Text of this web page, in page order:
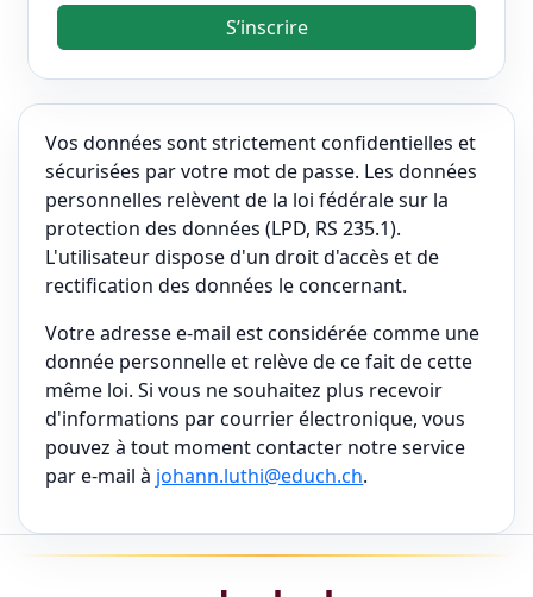
S’inscrire
Vos données sont strictement confidentielles et
sécurisées par votre mot de passe. Les données
personnelles relèvent de la loi fédérale sur la
protection des données (LPD, RS 235.1).
L'utilisateur dispose d'un droit d'accès et de
rectification des données le concernant.
Votre adresse e-mail est considérée comme une
donnée personnelle et relève de ce fait de cette
même loi. Si vous ne souhaitez plus recevoir
d'informations par courrier électronique, vous
pouvez à tout moment contacter notre service
par e-mail à johann.luthi@educh.ch.